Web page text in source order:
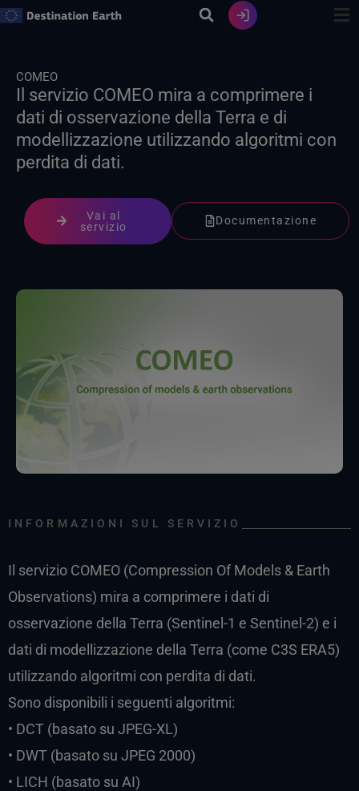
Vai
COMEO
Il servizio COMEO mira a comprimere i
dati di osservazione della Terra e di
modellizzazione utilizzando algoritmi con
perdita di dati.
Vai al
servizio
Documentazione
INFORMAZIONI SUL SERVIZIO
Il servizio COMEO (Compression Of Models & Earth
Observations) mira a comprimere i dati di
osservazione della Terra (Sentinel-1 e Sentinel-2) e i
dati di modellizzazione della Terra (come C3S ERA5)
utilizzando algoritmi con perdita di dati.
Sono disponibili i seguenti algoritmi:
• DCT (basato su JPEG-XL)
• DWT (basato su JPEG 2000)
• LICH (basato su AI)